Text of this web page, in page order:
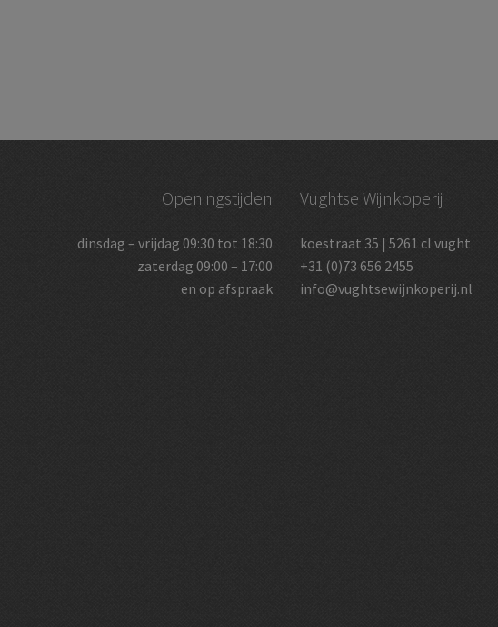
Openingstijden
dinsdag – vrijdag 09:30 tot 18:30
zaterdag 09:00 – 17:00
en op afspraak
Vughtse Wijnkoperij
koestraat 35 | 5261 cl vught
+31 (0)73 656 2455
info@vughtsewijnkoperij.nl